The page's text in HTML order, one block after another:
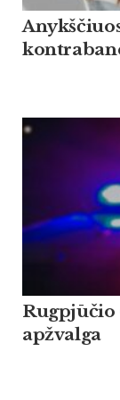
Rugpjūčio
apžvalga